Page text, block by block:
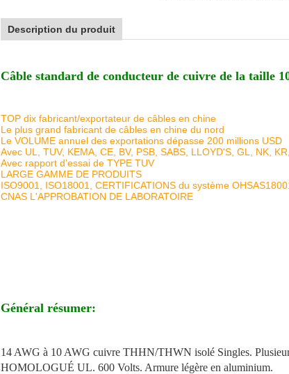
Description du produit
Câble standard de conducteur de cuivre de la taille
TOP dix fabricant/exportateur de câbles en chine
Le plus grand fabricant de câbles en chine du nord
Le VOLUME annuel des exportations dépasse 200 millions USD
Avec UL, TUV, KEMA, CE, BV, PSB, SABS, LLOYD'S, GL, NK,
Avec rapport d'essai de TYPE TUV
LARGE GAMME DE PRODUITS
ISO9001, ISO18001, CERTIFICATIONS du système
CNAS L'APPROBATION DE LABORATOIRE
Général résumer:
14 AWG à 10 AWG cuivre THHN/THWN isolé Singles.
HOMOLOGUÉ UL. 600 Volts. Armure légère en aluminium.